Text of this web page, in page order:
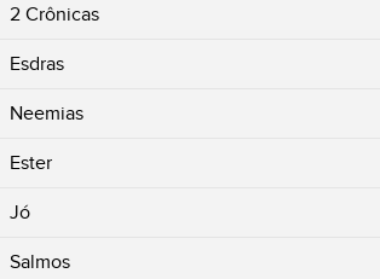
2 Crônicas
Esdras
Neemias
Ester
Jó
Salmos